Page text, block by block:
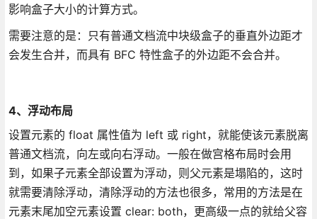
影响盒子大小的计算方式。
需要注意的是：只有普通文档流中块级盒子的垂直外边距才
会发生合并，而具有 BFC 特性盒子的外边距不会合并。
4、浮动布局
设置元素的 float 属性值为 left 或 right，就能使该元素脱离
普通文档流，向左或向右浮动。一般在做宫格布局时会用
到，如果子元素全部设置为浮动，则父元素是塌陷的，这时
就需要清除浮动，清除浮动的方法也很多，常用的方法是在
元素末尾加空元素设置 clear: both，更高级一点的就给父容